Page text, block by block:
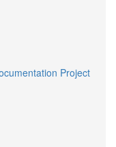
Project